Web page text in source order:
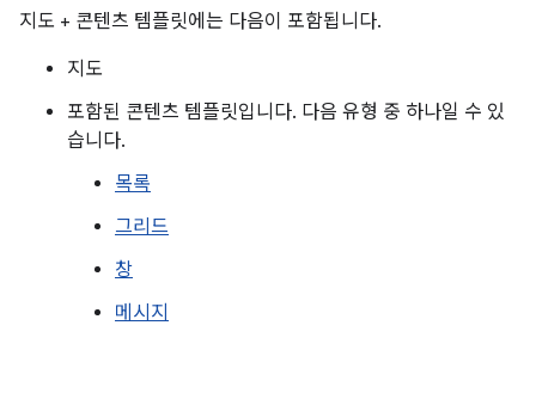
지도 + 콘텐츠 템플릿에는 다음이 포함됩니다.
지도
포함된 콘텐츠 템플릿입니다. 다음 유형 중 하나일 수 있
습니다.
목록
그리드
창
메시지